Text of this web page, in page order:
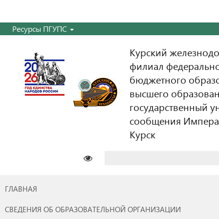
Ресурсы ПГУПС
Курский
филиал
бюджетного
высшего
государственный
сообщения
Курск
ГЛАВНАЯ
СВЕДЕНИЯ ОБ ОБРАЗОВАТЕЛЬНОЙ ОРГАНИЗАЦИИ